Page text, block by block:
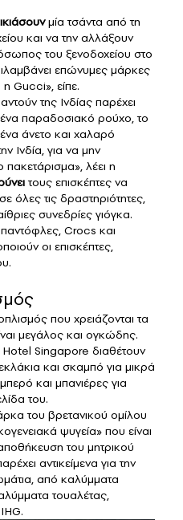
μία τσάντα από τη
και να την αλλάξουν
του ξενοδοχείου στο
επώνυμες μάρκες
η Gucci», είπε.
της Ινδίας παρέχει
παραδοσιακό ρούχο, το
άνετο και χαλαρό
Ινδία, για να μην
πακετάρισμα», λέει η
τους επισκέπτες να
όλες τις δραστηριότητες,
συνεδρίες γιόγκα.
Crocs και
οι επισκέπτες,
που χρειάζονται τα
μεγάλος και ογκώδης.
Singapore διαθέτουν
και σκαμπό για μικρά
και μπανιέρες για
του.
του βρετανικού ομίλου
ψυγεία» που είναι
του μητρικού
αντικείμενα για την
από καλύμματα
τουαλέτας,